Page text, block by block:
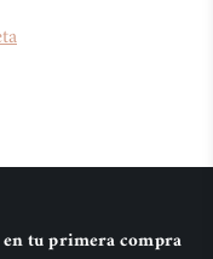
tu primera compra